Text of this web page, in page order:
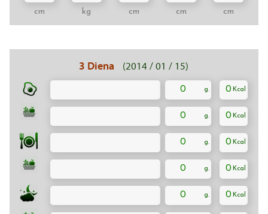
cm kg cm cm cm
3 Diena (2014 / 01 / 15)
0 0
0 0
0 0
0 0
0 0